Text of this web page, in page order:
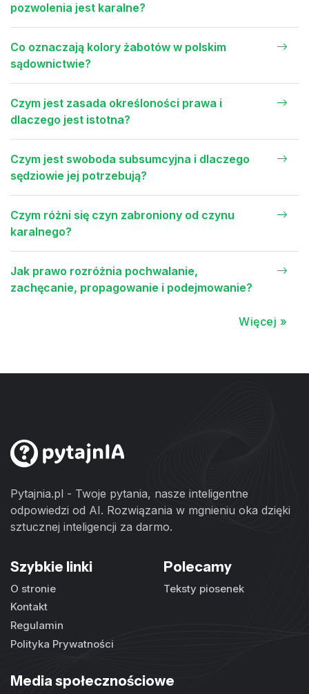
pozwolenia jest karalne?
Co oznaczają kolory żabotów w polskim
sądownictwie?
Czym jest zasada określoności prawa i
dlaczego jest istotna?
Czym jest swoboda subsumcyjna i dlaczego
sędziowie jej potrzebują?
Czym różni się czyn zabroniony od czynu
karalnego?
Jak prawo rozróżnia pochwalanie,
zachęcanie, propagowanie i podejmowanie?
Więcej »
Pytajnia.pl - Twoje pytania, nasze inteligentne
odpowiedzi od AI. Rozwiązania w mgnieniu oka dzięki
sztucznej inteligencji za darmo.
Szybkie linki
O stronie
Kontakt
Regulamin
Polityka Prywatności
Polecamy
Teksty piosenek
Media społecznościowe